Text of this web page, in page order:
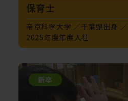
保育士
帝京科学大学
千葉県出身
2025年度年度入社
新卒